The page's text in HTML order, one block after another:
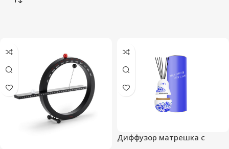
Диффузор матрешка с